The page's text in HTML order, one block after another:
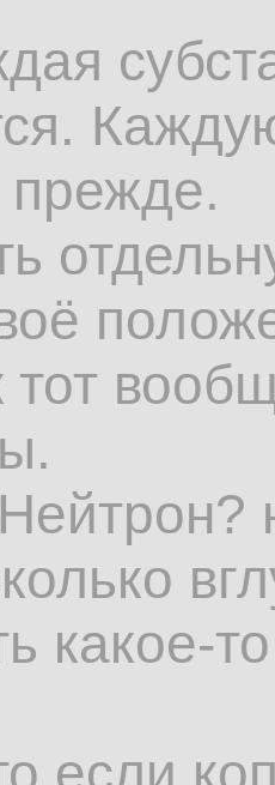
о
нет.
(в
бы
какое-